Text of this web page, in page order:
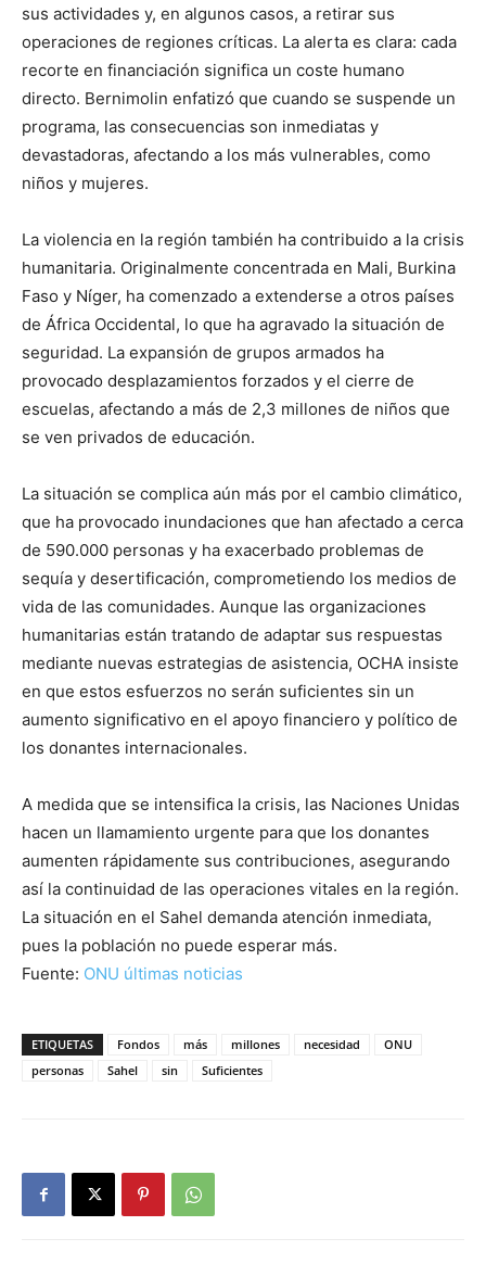
sus actividades y, en algunos casos, a retirar sus
operaciones de regiones críticas. La alerta es clara: cada
recorte en financiación significa un coste humano
directo. Bernimolin enfatizó que cuando se suspende un
programa, las consecuencias son inmediatas y
devastadoras, afectando a los más vulnerables, como
niños y mujeres.
La violencia en la región también ha contribuido a la crisis
humanitaria. Originalmente concentrada en Mali, Burkina
Faso y Níger, ha comenzado a extenderse a otros países
de África Occidental, lo que ha agravado la situación de
seguridad. La expansión de grupos armados ha
provocado desplazamientos forzados y el cierre de
escuelas, afectando a más de 2,3 millones de niños que
se ven privados de educación.
La situación se complica aún más por el cambio climático,
que ha provocado inundaciones que han afectado a cerca
de 590.000 personas y ha exacerbado problemas de
sequía y desertificación, comprometiendo los medios de
vida de las comunidades. Aunque las organizaciones
humanitarias están tratando de adaptar sus respuestas
mediante nuevas estrategias de asistencia, OCHA insiste
en que estos esfuerzos no serán suficientes sin un
aumento significativo en el apoyo financiero y político de
los donantes internacionales.
A medida que se intensifica la crisis, las Naciones Unidas
hacen un llamamiento urgente para que los donantes
aumenten rápidamente sus contribuciones, asegurando
así la continuidad de las operaciones vitales en la región.
La situación en el Sahel demanda atención inmediata,
pues la población no puede esperar más.
Fuente: ONU últimas noticias
ETIQUETAS Fondos más millones necesidad
ONU
personas
Sahel sin Suficientes